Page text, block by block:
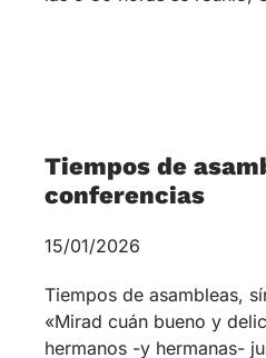
15/01/2026
Tiempos de asambleas,
hermanos -y hermanas-
año 2026, como es